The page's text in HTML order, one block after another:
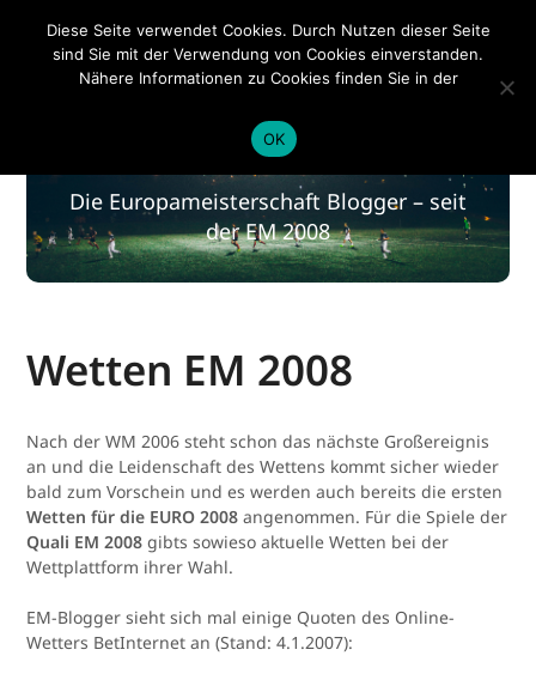
EM 2020
EM 2020
Die Europameisterschaft Blogger – seit
der EM 2008
Wetten EM 2008
Nach der WM 2006 steht schon das nächste Großereignis
an und die Leidenschaft des Wettens kommt sicher wieder
bald zum Vorschein und es werden auch bereits die ersten
Wetten für die EURO 2008 angenommen. Für die Spiele der
Quali EM 2008 gibts sowieso aktuelle Wetten bei der
Wettplattform ihrer Wahl.
EM-Blogger sieht sich mal einige Quoten des Online-
Wetters BetInternet an (Stand: 4.1.2007):
Diese Seite verwendet Cookies. Durch Nutzen dieser Seite
sind Sie mit der Verwendung von Cookies einverstanden.
Nähere Informationen zu Cookies finden Sie in der
OK